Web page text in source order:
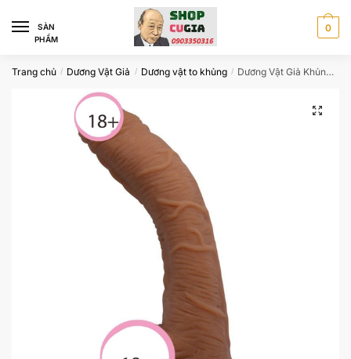
navigation
content
SÀN
PHẨM
0
Trang chủ / Dương Vật Giả / Dương vật to khủng / Dương Vật Giả Khủng Màu Nâu Có Rung CG779